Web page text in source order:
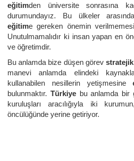
eğitimden üniversite sonrasına
durumundayız. Bu ülkeler
eğitime gereken önemin
Unutulmamalıdır ki insan yapan en
ve öğretimdir.
Bu anlamda bize düşen görevstratejik
manevi anlamda elindeki
kullanabilen nesillerin yetişmesine
bulunmaktır. Türkiyebu anlamda bir
kuruluşları aracılığıyla iki
öncülüğünde yerine getiriyor.